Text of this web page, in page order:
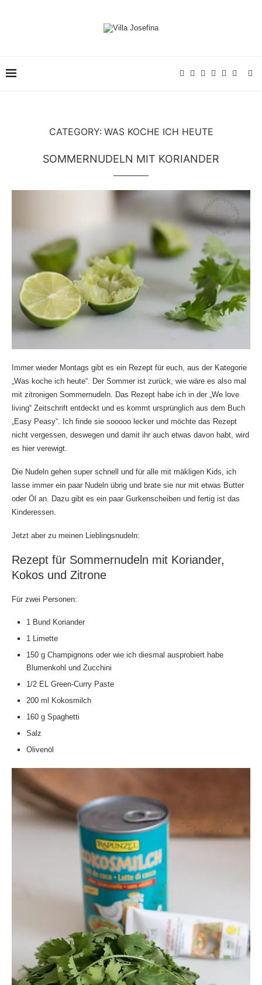
CATEGORY: WAS KOCHE ICH HEUTE
SOMMERNUDELN MIT KORIANDER
Immer wieder Montags gibt es ein Rezept für euch, aus der Kategorie
„Was koche ich heute“. Der Sommer ist zurück, wie wäre es also mal
mit zitronigen Sommernudeln. Das Rezept habe ich in der „We love
living“ Zeitschrift entdeckt und es kommt ursprünglich aus dem Buch
„Easy Peasy“. Ich finde sie sooooo lecker und möchte das Rezept
nicht vergessen, deswegen und damit ihr auch etwas davon habt, wird
es hier verewigt.
Die Nudeln gehen super schnell und für alle mit mäkligen Kids, ich
lasse immer ein paar Nudeln übrig und brate sie nur mit etwas Butter
oder Öl an. Dazu gibt es ein paar Gurkenscheiben und fertig ist das
Kinderessen.
Jetzt aber zu meinen Lieblingsnudeln:
Rezept für Sommernudeln mit Koriander,
Kokos und Zitrone
Für zwei Personen:
1 Bund Koriander
1 Limette
150 g Champignons oder wie ich diesmal ausprobiert habe
Blumenkohl und Zucchini
1/2 EL Green-Curry Paste
200 ml Kokosmilch
160 g Spaghetti
Salz
Olivenöl